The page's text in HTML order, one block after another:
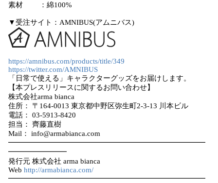
素材 ：綿100%
▼受注サイト：AMNIBUS(アムニバス)
https://amnibus.com/products/title/349
https://twitter.com/AMNIBUS
「日常で使える」キャラクターグッズをお届けします。
【本プレスリリースに関するお問い合わせ】
株式会社arma bianca
住所： 〒164-0013 東京都中野区弥生町2-3-13 川本ビル
電話： 03-5913-8420
担当： 齊藤直樹
Mail： info@armabianca.com
━━━━━━━━━━━━━━━━━━━━━━━━━━━
━━━━━━━━
発行元 株式会社 arma bianca
Web http://armabianca.com/
━━━━━━━━━━━━━━━━━━━━━━━━━━━